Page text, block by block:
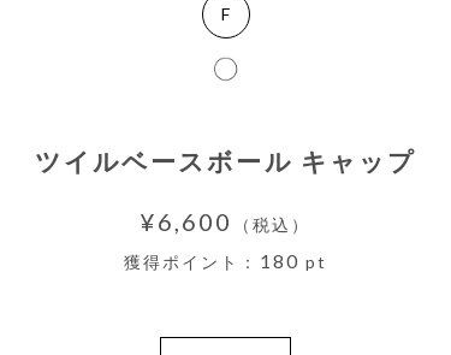
F
ツイルベースボール キャップ
¥6,600
（税込）
獲得ポイント： 180 pt